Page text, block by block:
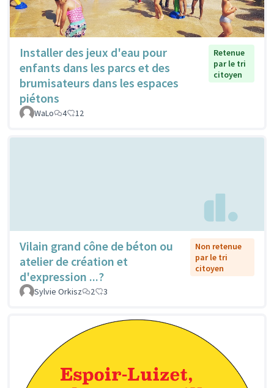
Installer des jeux d'eau pour
enfants dans les parcs et des
brumisateurs dans les espaces
piétons
Retenue
par le tri
citoyen
WaLo 4 12
Vilain grand cône de béton ou
atelier de création et
d'expression ...?
Non retenue
par le tri
citoyen
Sylvie Orkisz 2 3